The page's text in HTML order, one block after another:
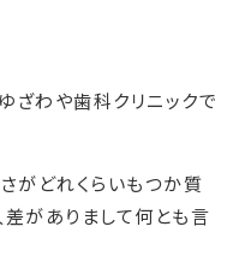
ざわや歯科クリニックで
がどれくらいもつか質
がありまして何とも言